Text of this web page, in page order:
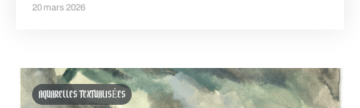
20 mars 2026
AQUARELLES TEXTUALISÉES